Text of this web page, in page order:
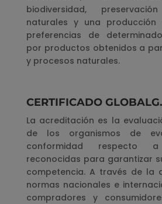
biodiversidad,
naturales y una
preferencias de
por productos obtenidos a
y procesos naturales.
CERTIFICADO
La acreditación es la
de los organismos de
conformidad respecto
reconocidas para garantizar
competencia. A través de la
normas nacionales e
compradores y